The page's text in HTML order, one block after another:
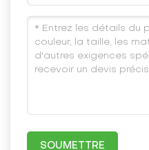
SOUMETTRE